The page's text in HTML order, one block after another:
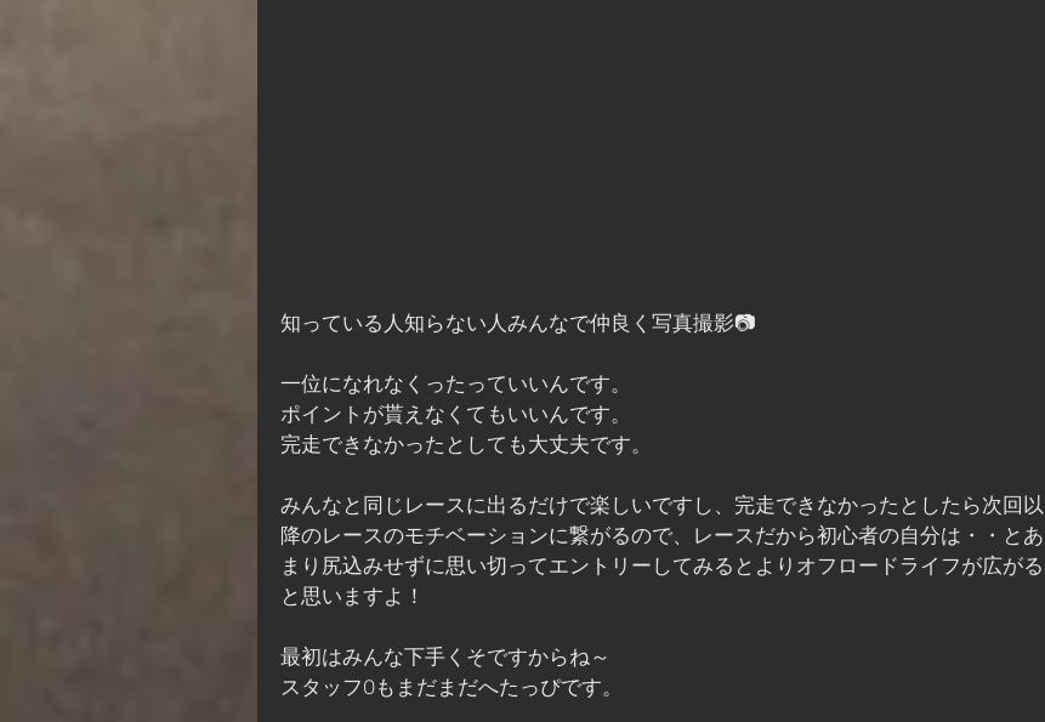
知っている人知らない人みんなで仲良く写真撮影📷
一位になれなくったっていいんです。
ポイントが貰えなくてもいいんです。
完走できなかったとしても大丈夫です。
みんなと同じレースに出るだけで楽しいですし、完走できなかったとしたら次回以
降のレースのモチベーションに繋がるので、レースだから初心者の自分は・・とあ
まり尻込みせずに思い切ってエントリーしてみるとよりオフロードライフが広がる
と思いますよ！
最初はみんな下手くそですからね～
スタッフOもまだまだへたっぴです。